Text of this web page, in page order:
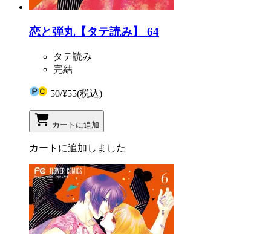
恋と弾丸【タテ読み】 64
タテ読み
完結
50/¥55(税込)
カートに追加
カートに追加しました